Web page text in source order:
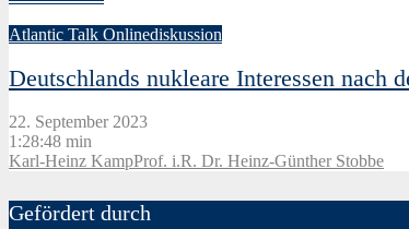
Atlantic Talk Onlinediskussion
Deutschlands nukleare Interessen nach
22. September 2023
1:28:48 min
Karl-Heinz KampProf. i.R. Dr. Heinz-Günther Stobbe
Gefördert durch